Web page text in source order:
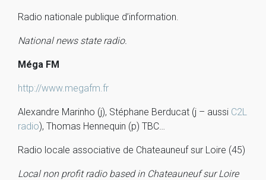
Radio nationale publique d’information.
National news state radio.
Méga FM
http://www.megafm.fr
Alexandre Marinho (j), Stéphane Berducat (j – aussi C2L
radio), Thomas Hennequin (p) TBC…
Radio locale associative de Chateauneuf sur Loire (45)
Local non profit radio based in Chateauneuf sur Loire